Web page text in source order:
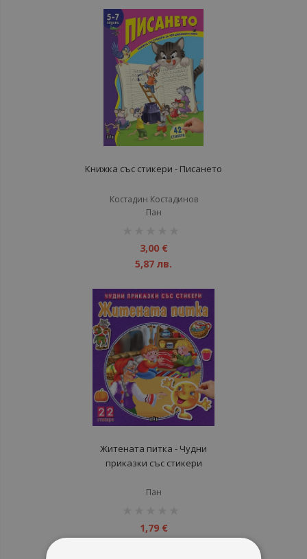
Книжка със стикери - Писането
Костадин Костадинов
Пан
3,00 €
5,87 лв.
Житената питка - Чудни
приказки със стикери
Пан
1,79 €